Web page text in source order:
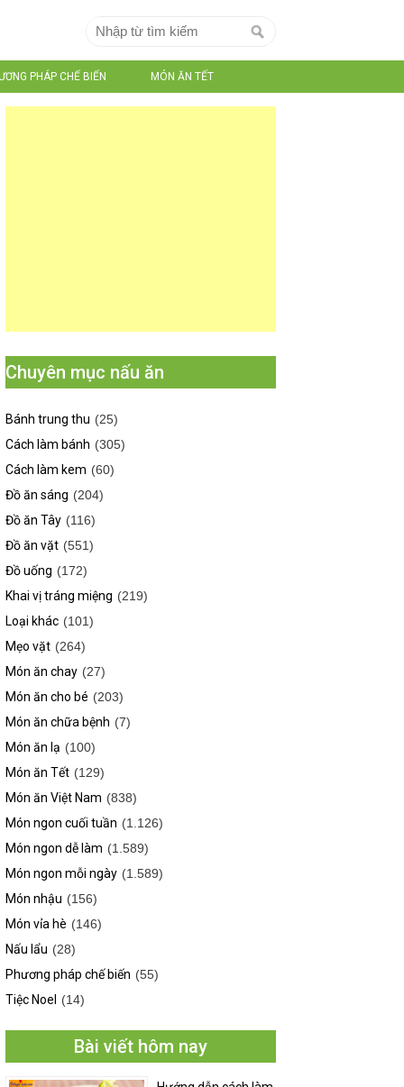
PHÁP CHẾ BIẾN MÓN ĂN TẾT
Chuyên mục nấu ăn
Bánh trung thu (25)
Cách làm bánh (305)
Cách làm kem (60)
Đồ ăn sáng (204)
Đồ ăn Tây (116)
Đồ ăn vặt (551)
Đồ uống (172)
Khai vị tráng miệng (219)
Loại khác (101)
Mẹo vặt (264)
Món ăn chay (27)
Món ăn cho bé (203)
Món ăn chữa bệnh (7)
Món ăn lạ (100)
Món ăn Tết (129)
Món ăn Việt Nam (838)
Món ngon cuối tuần (1.126)
Món ngon dễ làm (1.589)
Món ngon mỗi ngày (1.589)
Món nhậu (156)
Món vỉa hè (146)
Nấu lẩu (28)
Phương pháp chế biến (55)
Tiệc Noel
(14)
Bài viết hôm nay